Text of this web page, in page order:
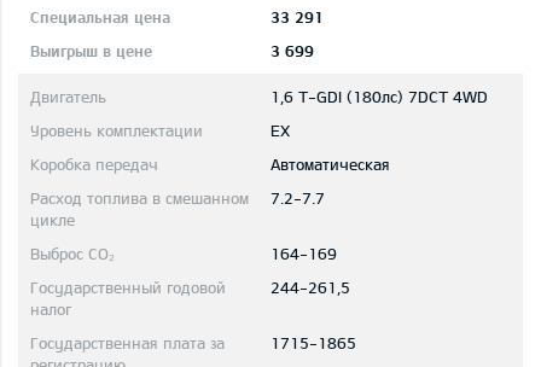
33 291
3 699
1,6 T-GDI (180лс) 7DCT 4WD
EX
Автоматическая
7.2-7.7
164-169
244-261,5
1715-1865